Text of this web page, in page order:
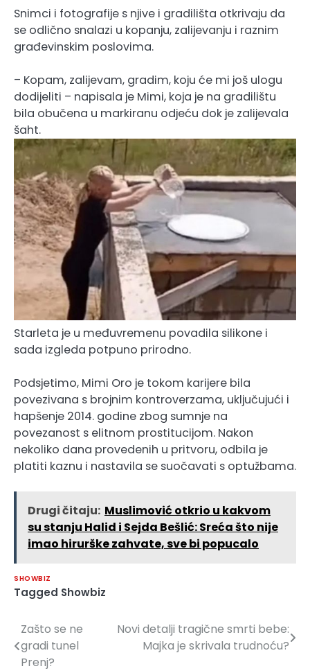
Snimci i fotografije s njive i gradilišta otkrivaju da
se odlično snalazi u kopanju, zalijevanju i raznim
građevinskim poslovima.
– Kopam, zalijevam, gradim, koju će mi još ulogu
dodijeliti – napisala je Mimi, koja je na gradilištu
bila obučena u markiranu odjeću dok je zalijevala
šaht.
Starleta je u međuvremenu povadila silikone i
sada izgleda potpuno prirodno.
Podsjetimo, Mimi Oro je tokom karijere bila
povezivana s brojnim kontroverzama, uključujući i
hapšenje 2014. godine zbog sumnje na
povezanost s elitnom prostitucijom. Nakon
nekoliko dana provedenih u pritvoru, odbila je
platiti kaznu i nastavila se suočavati s optužbama.
Drugi čitaju: Muslimović otkrio u kakvom
su stanju Halid i Sejda Bešlić: Sreća što nije
imao hirurške zahvate, sve bi popucalo
SHOWBIZ
Tagged Showbiz
Navigacija
članaka
Zašto se ne
gradi tunel
Prenj?
Novi detalji tragične smrti bebe:
Majka je skrivala trudnoću?